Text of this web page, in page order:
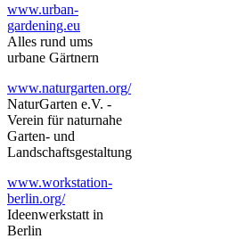
www.urban-
gardening.eu
Alles rund ums
urbane Gärtnern
www.naturgarten.org/
NaturGarten e.V. -
Verein für naturnahe
Garten- und
Landschaftsgestaltung
www.workstation-
berlin.org/
Ideenwerkstatt in
Berlin